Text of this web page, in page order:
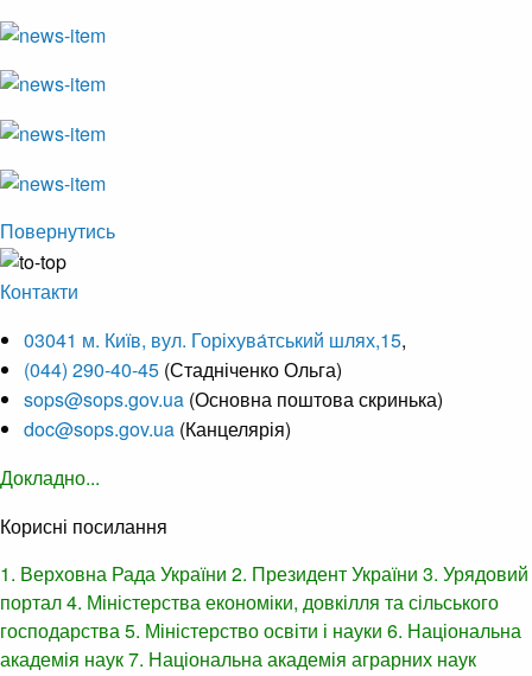
Повернутись
Контакти
03041 м. Київ, вул. Горіхува́тський шлях,15,
(044) 290-40-45 (Стадніченко Ольга)
sops@sops.gov.ua (Основна поштова скринька)
doc@sops.gov.ua (Канцелярія)
Докладно...
Корисні посилання
1. Верховна Рада України 2. Президент України 3. Урядовий
портал4. Міністерства економіки, довкілля та сільського
господарства5. Міністерство освіти і науки 6. Національна
академія наук7. Національна академія аграрних наук